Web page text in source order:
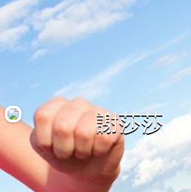
好康優惠
最新留言
商家合作
謝莎莎